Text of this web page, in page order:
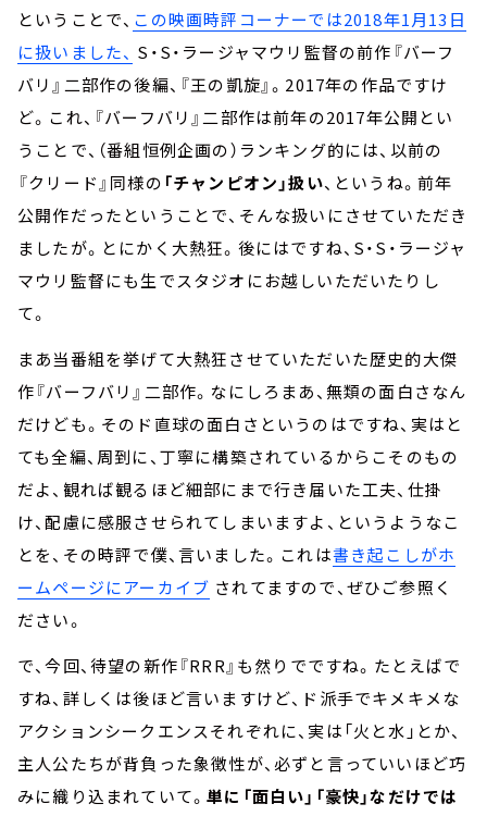
ということで、 この映画時評コーナーでは2018年1月13日
に扱いました、 S・S・ラージャマウリ監督の前作『バーフ
バリ』二部作の後編、『王の凱旋』。2017年の作品ですけ
ど。これ、『バーフバリ』二部作は前年の2017年公開とい
うことで、（番組恒例企画の）ランキング的には、以前の
『クリード』同様の 「チャンピオン」扱い、というね。前年
公開作だったということで、そんな扱いにさせていただき
ましたが。とにかく大熱狂。後にはですね、S・S・ラージャ
マウリ監督にも生でスタジオにお越しいただいたりし
て。
まあ当番組を挙げて大熱狂させていただいた歴史的大傑
作『バーフバリ』二部作。なにしろまあ、無類の面白さなん
だけども。そのド直球の面白さというのはですね、実はと
ても全編、周到に、丁寧に構築されているからこそのもの
だよ、観れば観るほど細部にまで行き届いた工夫、仕掛
け、配慮に感服させられてしまいますよ、というようなこ
とを、その時評で僕、言いました。これは書き起こしがホ
ームページにアーカイブ されてますので、ぜひご参照く
ださい。
で、今回、待望の新作『RRR』も然りでですね。たとえばで
すね、詳しくは後ほど言いますけど、ド派手でキメキメな
アクションシークエンスそれぞれに、実は「火と水」とか、
主人公たちが背負った象徴性が、必ずと言っていいほど巧
みに織り込まれていて。単に「面白い」「豪快」なだけでは